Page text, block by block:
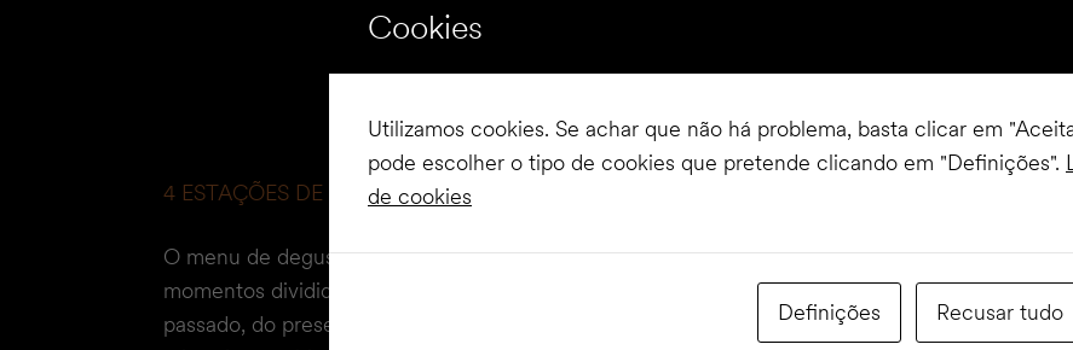
4 ESTAÇÕES DE UM CICLO DE SABORES SEM FIM
O menu de degustação Intemporal, composto por 11
momentos divididos em 5 atos, é uma celebração do
passado, do presente e do futuro; é o mar e a terra, o litoral e
Cookies
Utilizamos cookies. Se achar que não há problema, basta clicar em
pode escolher o tipo de cookies que pretende clicando em "Definições".
de cookies
Definições Recusar tudo